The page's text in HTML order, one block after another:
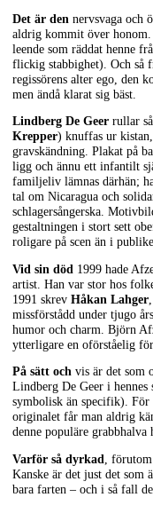
Det är den nervsvaga och
aldrig kommit över
leende som räddat henne
flickig stabbighet). Och
regissörens alter ego, den
men ändå klarat sig bäst.
Lindberg De Geer rullar
Krepper) knuffas ur
gravskändning. Plakat på
ligg och ännu ett infantilt
familjeliv lämnas därhän;
tal om Nicaragua och
schlagersångerska.
gestaltningen i stort sett
roligare på scen än i
Vid sin död 1999 hade
artist. Han var stor hos
1991 skrev Håkan Lahger
missförstådd under tjugo
humor och charm. Björn
ytterligare en oförståelig
På sätt och vis är det som
Lindberg De Geer i
symbolisk än specifik). För
originalet får man aldrig
denne populäre
Varför så dyrkad
,
Kanske är det just det som
bara farten – och i så fall